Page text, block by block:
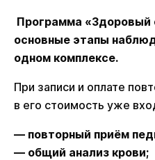
Программа «Здоровый
основные этапы
одном комплексе.
При записи и оплате
в его стоимость уже
— повторный приём
— общий анализ крови;